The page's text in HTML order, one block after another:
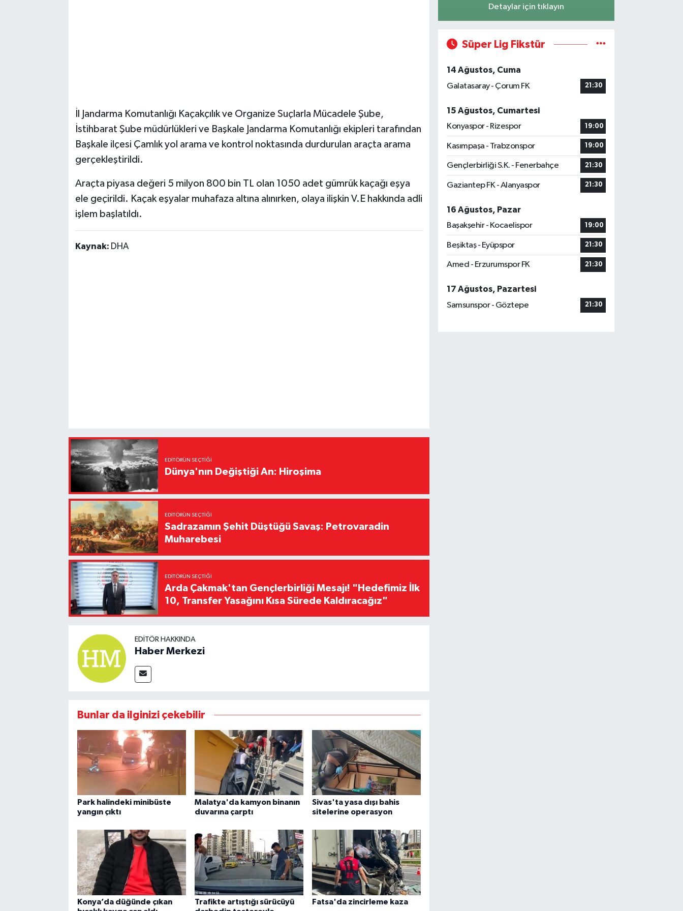
İl Jandarma Komutanlığı Kaçakçılık ve Organize Suçlarla Mücadele Şube,
İstihbarat Şube müdürlükleri ve Başkale Jandarma Komutanlığı ekipleri tarafından
Başkale ilçesi Çamlık yol arama ve kontrol noktasında durdurulan araçta arama
gerçekleştirildi.
Araçta piyasa değeri 5 milyon 800 bin TL olan 1050 adet gümrük kaçağı eşya
ele geçirildi. Kaçak eşyalar muhafaza altına alınırken, olaya ilişkin V.E hakkında adli
işlem başlatıldı.
Kaynak: DHA
EDITÖRÜN SEÇTIĞI
Dünya'nın Değiştiği An: Hiroşima
EDITÖRÜN SEÇTIĞI
Sadrazamın Şehit Düştüğü Savaş: Petrovaradin
Muharebesi
EDITÖRÜN SEÇTIĞI
Arda Çakmak'tan Gençlerbirliği Mesajı! "Hedefimiz İlk
10, Transfer Yasağını Kısa Sürede Kaldıracağız"
EDITÖR HAKKINDA
Haber Merkezi
Bunlar da ilginizi çekebilir
Park halindeki minibüste
yangın çıktı
Malatya'da kamyon binanın
duvarına çarptı
Sivas'ta yasa dışı bahis
sitelerine operasyon
Konya’da düğünde çıkan
Trafikte artıştığı sürücüyü
Fatsa'da zincirleme kaza
Detaylar için tıklayın
Süper Lig Fikstür
14 Ağustos, Cuma
Galatasaray - Çorum FK
21:30
15 Ağustos, Cumartesi
Konyaspor - Rizespor
19:00
Kasımpaşa - Trabzonspor 19:00
Gençlerbirliği S.K. - Fenerbahçe 21:30
Gaziantep FK - Alanyaspor 21:30
16 Ağustos, Pazar
Başakşehir - Kocaelispor
19:00
Beşiktaş - Eyüpspor 21:30
Amed - Erzurumspor FK 21:30
17 Ağustos, Pazartesi
Samsunspor - Göztepe
21:30